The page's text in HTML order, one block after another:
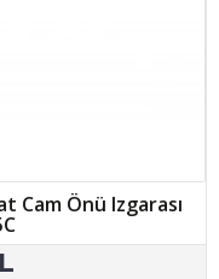
Cam Önü Izgarası